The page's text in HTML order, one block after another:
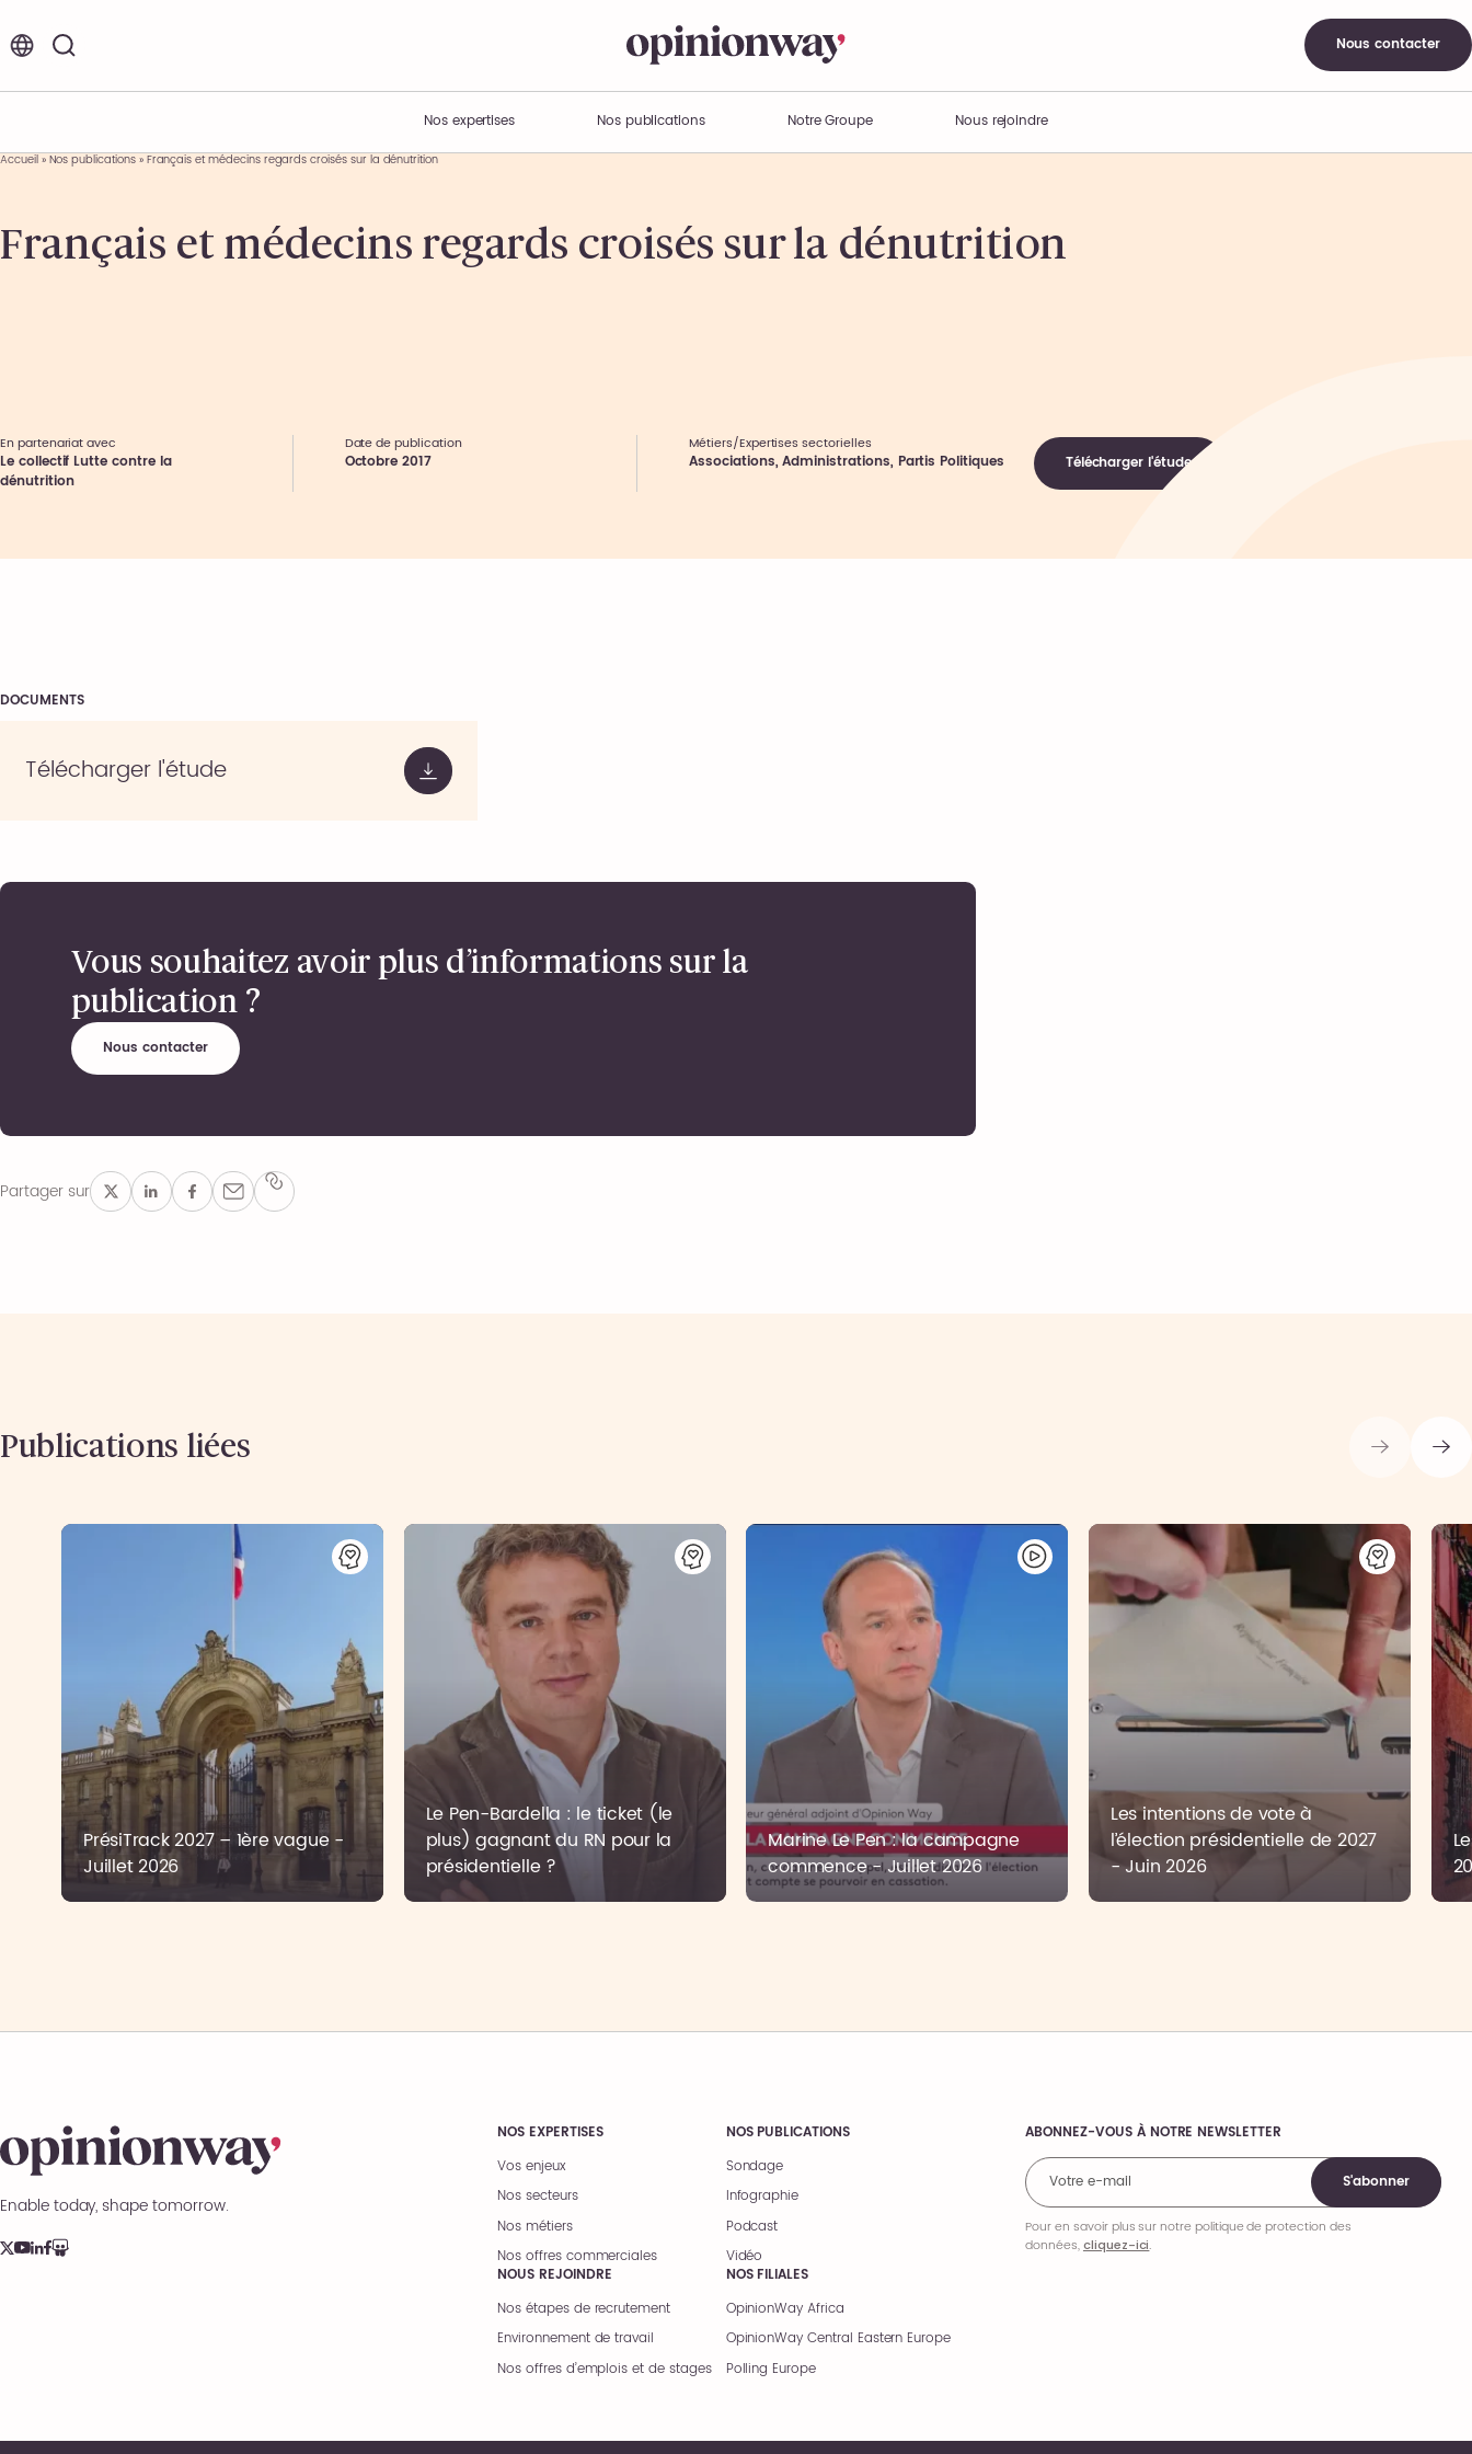
Nous contacter
Nos expertises
Vos enjeux
Expertises métiers
Nos publications Notre Groupe
Acteur de l’innovation
Présentation du Groupe
Nous rejoindre
Nos offres d’emplois et de stages
Environnement de travail
Accueil»Nos publications»Français et médecins regards croisés sur la dénutrition
Français et médecins regards croisés sur la dénutrition
En partenariat avec
Le collectif Lutte contre la
dénutrition
Date de publication
Octobre 2017
Métiers/Expertises sectorielles
Associations, Administrations, Partis Politiques Télécharger l'étude
DOCUMENTS
Télécharger l'étude
Vous souhaitez avoir plus d’informations sur la
publication ?
Nous contacter
Partager sur
Publications liées
PrésiTrack 2027 – 1ère vague -
Juillet 2026
Le Pen-Bardella : le ticket (le
plus) gagnant du RN pour la
présidentielle ?
Marine Le Pen : la campagne
commence - Juillet 2026
Les intentions de vote à
l’élection présidentielle de 2027
- Juin 2026
Enable today, shape tomorrow.
NOS EXPERTISES
Vos enjeux
Nos secteurs
Nos métiers
Nos offres commerciales
NOS PUBLICATIONS
Sondage
Infographie
Podcast
Vidéo
NOUS REJOINDRE
Nos étapes de recrutement
Environnement de travail
Nos offres d’emplois et de stages
NOS FILIALES
OpinionWay Africa
OpinionWay Central Eastern Europe
Polling Europe
Comments
ABONNEZ-VOUS À NOTRE NEWSLETTER
S'abonner
Pour en savoir plus sur notre politique de protection des
données,cliquez-ici.